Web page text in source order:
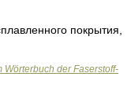
покрытия,
der Faserstoff-